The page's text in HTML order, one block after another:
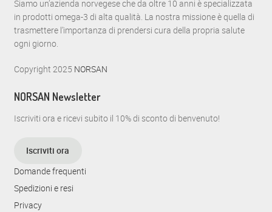
Siamo un’azienda norvegese che da oltre 10 anni è specializzata
in prodotti omega-3 di alta qualità. La nostra missione è quella di
trasmettere l’importanza di prendersi cura della propria salute
ogni giorno.
Copyright 2025 NORSAN
NORSAN Newsletter
Iscriviti ora e ricevi subito il 10% di sconto di benvenuto!
Iscriviti ora
Domande frequenti
Spedizioni e resi
Privacy